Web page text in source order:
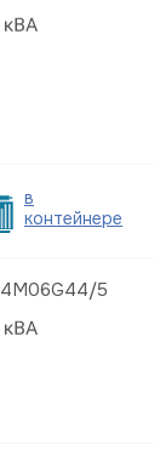
в
контейнере
4M06G44/5